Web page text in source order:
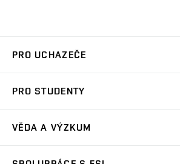
PRO UCHAZEČE
Ambasadoři studia
PRO STUDENTY
Studijní předpisy
VĚDA A VÝZKUM